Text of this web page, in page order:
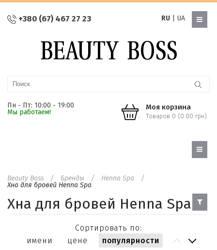
+380 (67) 467 27 23 RU| UA
Пн - Пт: 10:00 - 19:00
Мы работаем!
Моя корзина
Товаров 0 (0.00 грн)
Beauty Boss Бренды
Henna Spa
Хна для бровей Henna Spa
Хна для бровей Henna Spa
Сортировать по:
имени
цене популярности